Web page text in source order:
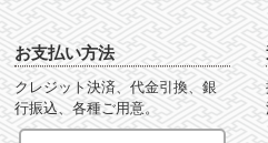
お支払い方法
クレジット決済、代金引換、銀
行振込、各種ご用意。